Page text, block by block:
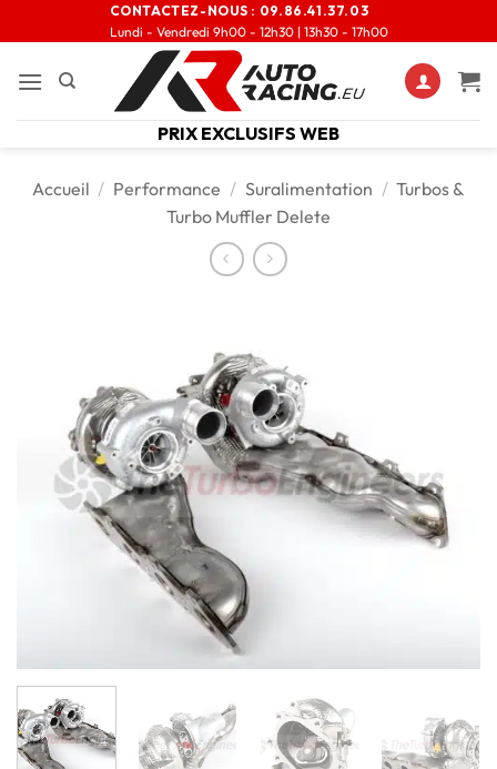
CONTACTEZ-NOUS : 09.86.41.37.03
Lundi - Vendredi 9h00 - 12h30 | 13h30 - 17h00
PRIX EXCLUSIFS WEB
Accueil / Performance / Suralimentation / Turbos &
Turbo Muffler Delete